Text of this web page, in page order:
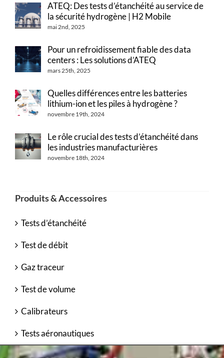
ATEQ: Des tests d’étanchéité au service de
la sécurité hydrogène | H2 Mobile
mai 2nd, 2025
Pour un refroidissement fiable des data
centers : Les solutions d’ATEQ
mars 25th, 2025
Quelles différences entre les batteries
lithium-ion et les piles à hydrogène ?
novembre 19th, 2024
Le rôle crucial des tests d’étanchéité dans
les industries manufacturières
novembre 18th, 2024
Produits & Accessoires
Tests d’étanchéité
Test de débit
Gaz traceur
Test de volume
Calibrateurs
Tests aéronautiques